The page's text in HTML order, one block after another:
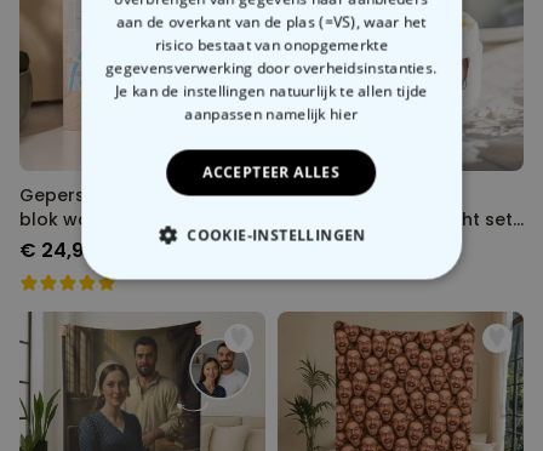
Gepersonaliseerd houten
blok waar het begon
€ 24,99
Gepersonaliseerde
eierdopjes met gezicht set
van twee
€ 19,99
aan de overkant van de plas (=VS), waar het
risico bestaat van onopgemerkte
gegevensverwerking door overheidsinstanties.
Je kan de instellingen natuurlijk te allen tijde
aanpassen namelijk hier
ACCEPTEER ALLES
COOKIE-INSTELLINGEN
NOODZAKELIJK
PERFORMANCE
MARKETING OVERIGE